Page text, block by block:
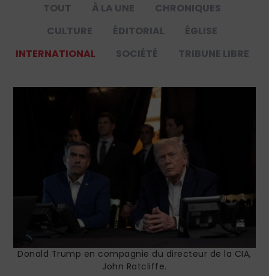
TOUT À LA UNE
CHRONIQUES
CULTURE
ÉDITORIAL
ÉGLISE
INTERNATIONAL
SOCIÉTÉ TRIBUNE LIBRE
Donald Trump en compagnie du directeur de la CIA,
John Ratcliffe.